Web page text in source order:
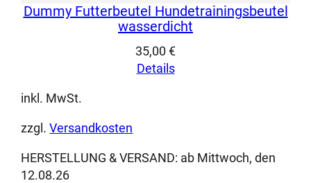
Dummy Futterbeutel Hundetrainingsbeutel
wasserdicht
35,00 €
Details
inkl. MwSt.
zzgl.Versandkosten
HERSTELLUNG & VERSAND: ab Mittwoch, den
12.08.26